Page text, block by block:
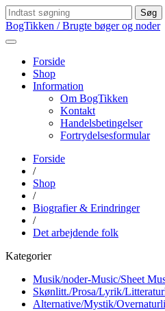
Søg
BogTikken / Brugte bøger og noder
Forside
Shop
Information
Om BogTikken
Kontakt
Handelsbetingelser
Fortrydelsesformular
Forside
/
Shop
/
Biografier & Erindringer
/
Det arbejdende folk
Kategorier
Musik/noder-Music/Sheet
Skønlitt./Prosa/Lyrik/
Alternative/Mystik/